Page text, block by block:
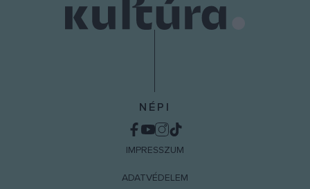
NÉPI
IMPRESSZUM
ADATVÉDELEM